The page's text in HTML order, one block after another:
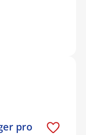
pro